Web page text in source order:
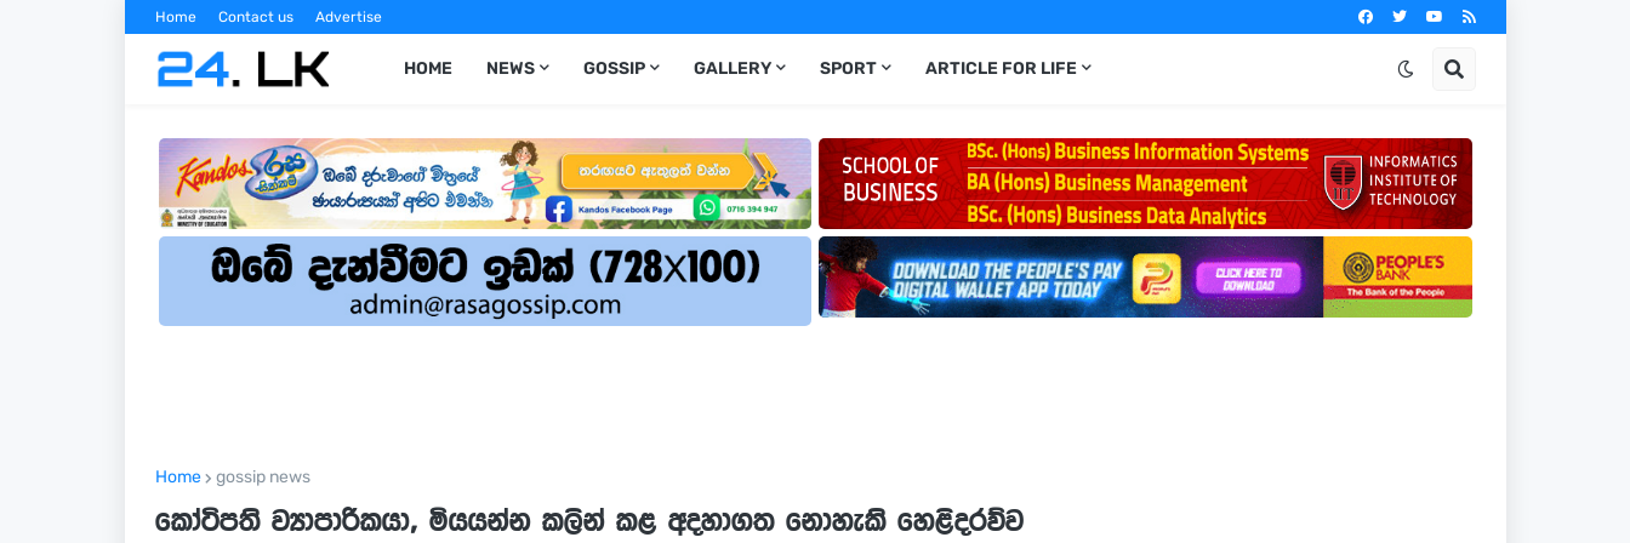
Home Contact us Advertise
HOME NEWS GOSSIP GALLERY SPORT ARTICLE FOR LIFE
Home gossip news
කෝටිපති ව්‍යාපාරිකයා, මියයන්න කලින් කළ අදහාගත නොහැකි හෙළිදරව්ව